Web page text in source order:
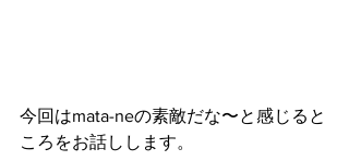
今回はmata-neの素敵だな〜と感じると
ころをお話しします。